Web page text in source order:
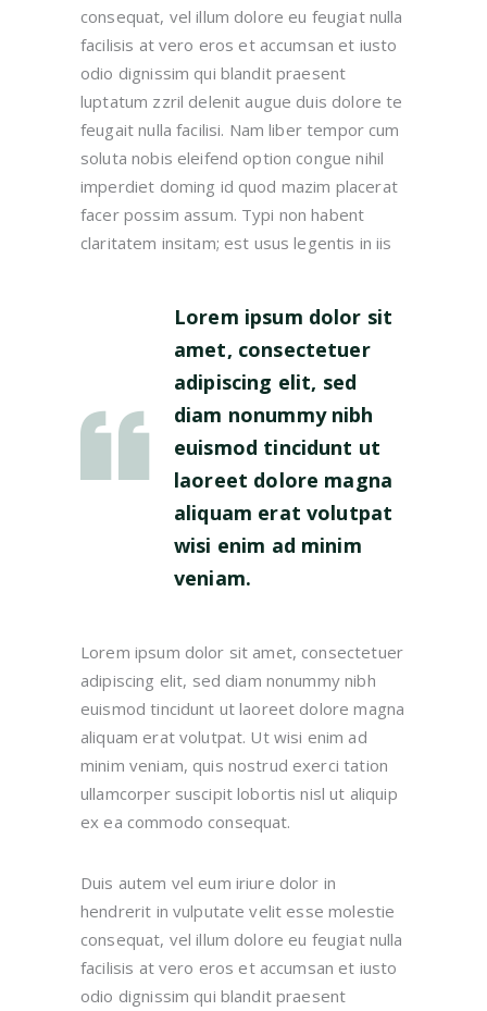
consequat, vel illum dolore eu feugiat nulla
facilisis at vero eros et accumsan et iusto
odio dignissim qui blandit praesent
luptatum zzril delenit augue duis dolore te
feugait nulla facilisi. Nam liber tempor cum
soluta nobis eleifend option congue nihil
imperdiet doming id quod mazim placerat
facer possim assum. Typi non habent
claritatem insitam; est usus legentis in iis
Lorem ipsum dolor sit
amet, consectetuer
adipiscing elit, sed
diam nonummy nibh
euismod tincidunt ut
laoreet dolore magna
aliquam erat volutpat
wisi enim ad minim
veniam.
Lorem ipsum dolor sit amet, consectetuer
adipiscing elit, sed diam nonummy nibh
euismod tincidunt ut laoreet dolore magna
aliquam erat volutpat. Ut wisi enim ad
minim veniam, quis nostrud exerci tation
ullamcorper suscipit lobortis nisl ut aliquip
ex ea commodo consequat.
Duis autem vel eum iriure dolor in
hendrerit in vulputate velit esse molestie
consequat, vel illum dolore eu feugiat nulla
facilisis at vero eros et accumsan et iusto
odio dignissim qui blandit praesent